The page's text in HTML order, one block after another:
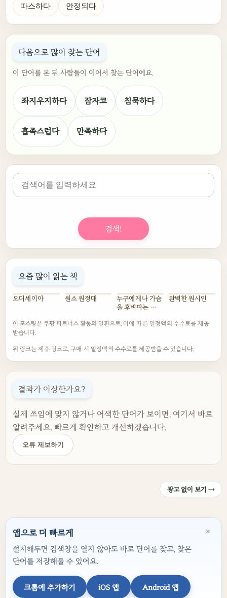
따스하다 안정되다
다음으로 많이 찾는 단어
이 단어를 본 뒤 사람들이 이어서 찾는 단어예요.
좌지우지하다 잠자코 침묵하다
흡족스럽다 만족하다
검색!
요즘 많이 읽는 책
오디세이아 원소 원정대
누구에게나 가슴
을 후벼파는 대
완벽한 원시인
이 포스팅은 쿠팡 파트너스 활동의 일환으로, 이에 따른 일정액의 수수료를 제공
받습니다.
위 링크는 제휴 링크로, 구매 시 일정액의 수수료를 제공받을 수 있습니다.
결과가 이상한가요?
실제 쓰임에 맞지 않거나 어색한 단어가 보이면, 여기서 바로
알려주세요. 빠르게 확인하고 개선하겠습니다.
오류 제보하기
광고 없이 보기 →
×
앱으로 더 빠르게
설치해두면 검색창을 열지 않아도 바로 단어를 찾고, 찾은
단어를 저장해둘 수 있어요.
크롬에 추가하기 iOS 앱 Android 앱